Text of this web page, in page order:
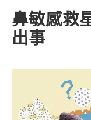
鼻敏感救
出事